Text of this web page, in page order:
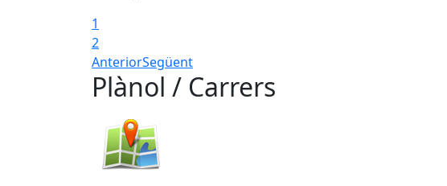
1
2
AnteriorSegüent
Plànol / Carrers